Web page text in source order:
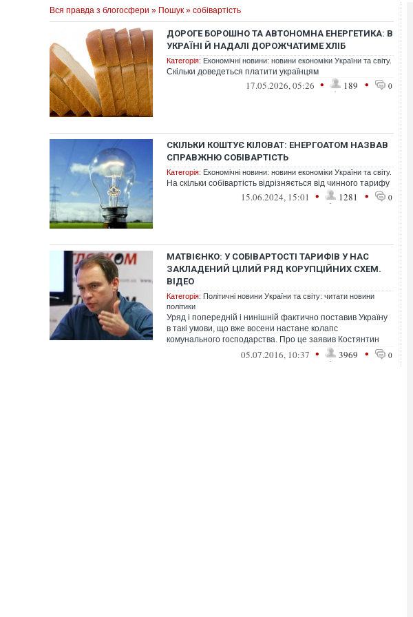
Вся правда з блогосфери » Пошук » собівартість
ДОРОГЕ БОРОШНО ТА АВТОНОМНА ЕНЕРГЕТИКА: В
УКРАЇНІ Й НАДАЛІ ДОРОЖЧАТИМЕ ХЛІБ
Категорія: Економічні новини: новини економіки України та світу.
Скільки доведеться платити українцям
17.05.2026, 05:26 • 189 • 0
СКІЛЬКИ КОШТУЄ КІЛОВАТ: ЕНЕРГОАТОМ НАЗВАВ
СПРАВЖНЮ СОБІВАРТІСТЬ
Категорія: Економічні новини: новини економіки України та світу.
На скільки собівартість відрізняється від чинного тарифу
15.06.2024, 15:01 • 1281 • 0
МАТВІЄНКО: У СОБІВАРТОСТІ ТАРИФІВ У НАС
ЗАКЛАДЕНИЙ ЦІЛИЙ РЯД КОРУПЦІЙНИХ СХЕМ.
ВІДЕО
Категорія: Політичні новини України та світу: читати новини
політики
Уряд і попередній і нинішній фактично поставив Україну
в такі умови, що вже восени настане колапс
комунального господарства. Про це заявив Костянтин
05.07.2016, 10:37 • 3969 • 0